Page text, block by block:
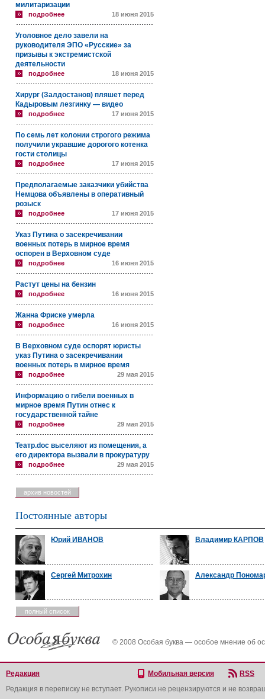
милитаризации
подробнее 18 июня 2015
Уголовное дело завели на
руководителя ЭПО «Русские» за
призывы к экстремистской
деятельности
подробнее 18 июня 2015
Хирург (Залдостанов) пляшет перед
Кадыровым лезгинку — видео
подробнее 17 июня 2015
По семь лет колонии строгого режима
получили укравшие дорогого котенка
гости столицы
подробнее 17 июня 2015
Предполагаемые заказчики убийства
Немцова объявлены в оперативный
розыск
подробнее 17 июня 2015
Указ Путина о засекречивании
военных потерь в мирное время
оспорен в Верховном суде
подробнее 16 июня 2015
Растут цены на бензин
подробнее 16 июня 2015
Жанна Фриске умерла
подробнее 16 июня 2015
В Верховном суде оспорят юристы
указ Путина о засекречивании
военных потерь в мирное время
подробнее 29 мая 2015
Информацию о гибели военных в
мирное время Путин отнес к
государственной тайне
подробнее 29 мая 2015
Театр.doc выселяют из помещения, а
его директора вызвали в прокуратуру
подробнее 29 мая 2015
архив новостей
Постоянные авторы
Юрий ИВАНОВ Владимир КАРПОВ
Сергей Митрохин Александр
полный список
© 2008 Особая буква — особое мнение об
Редакция Мобильная версия
RSS
Редакция в переписку не вступает. Рукописи не рецензируются и не